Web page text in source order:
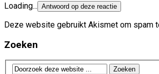
Loading...
Deze website gebruikt Akismet om spam
Zoeken